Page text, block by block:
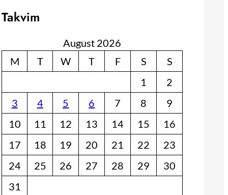
Takvim
August 2026
M
T W T F S
S
1
2
3
4 5 6 7 8
9
10
11 12 13 14 15
16
17
18 19 20 21 22
23
24
25 26 27 28 29
30
31